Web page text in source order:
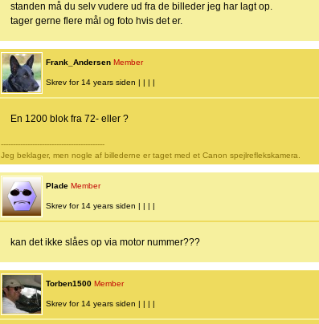
standen må du selv vudere ud fra de billeder jeg har lagt op.
tager gerne flere mål og foto hvis det er.
Frank_Andersen Member
Skrev for 14 years siden | | | |
En 1200 blok fra 72- eller ?
-------------------------------------------
Jeg beklager, men nogle af billederne er taget med et Canon spejlreflekskamera.
Plade Member
Skrev for 14 years siden | | | |
kan det ikke slåes op via motor nummer???
Torben1500 Member
Skrev for 14 years siden | | | |